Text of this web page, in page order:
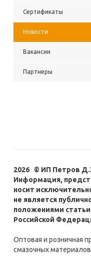
Сертификаты
Новости
Вакансии
Партнеры
2026 © ИП Петров
Информация,
носит
не является
положениями
Российской
Оптовая и розничная
смазочных